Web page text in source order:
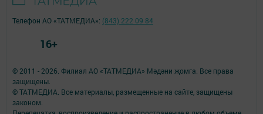
© 2011 - 2026. Филиал АО «ТАТМЕДИА» Мәдәни җомга. Все права
защищены.
© ТАТМЕДИА. Все материалы, размещенные на сайте, защищены
законом.
Телефон АО «ТАТМЕДИА»: (843) 222 09 84
16+